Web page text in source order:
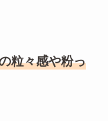
粒々感や粉っ